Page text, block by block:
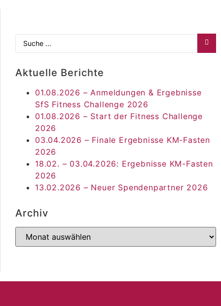
Aktuelle Berichte
01.08.2026 – Anmeldungen & Ergebnisse
SfS Fitness Challenge 2026
01.08.2026 – Start der Fitness Challenge
2026
03.04.2026 – Finale Ergebnisse KM-Fasten
2026
18.02. – 03.04.2026: Ergebnisse KM-Fasten
2026
13.02.2026 – Neuer Spendenpartner 2026
Archiv